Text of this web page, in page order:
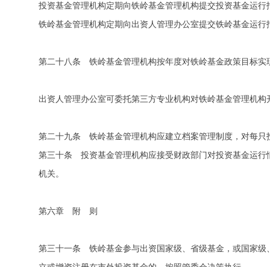
投资基金管理机构定期向铁岭基金管理机构提交投资基金运行
铁岭基金管理机构定期向出资人管理办公室提交铁岭基金运行
第二十八条 铁岭基金管理机构按年度对铁岭基金政策目标实
出资人管理办公室可委托第三方专业机构对铁岭基金管理机
第二十九条 铁岭基金管理机构应建立档案管理制度，对每只
第三十条 投资基金管理机构应接受财政部门对投资基金运行
机关。
第六章 附 则
第三十一条 铁岭基金参与出资国家级、省级基金，或国家级